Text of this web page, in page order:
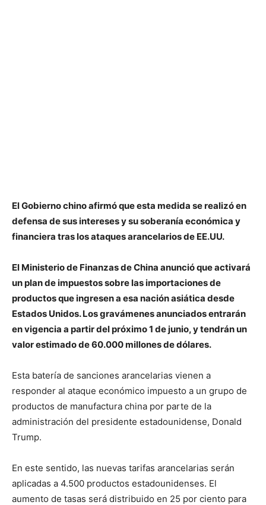
El Gobierno chino afirmó que esta medida se realizó en
defensa de sus intereses y su soberanía económica y
financiera tras los ataques arancelarios de EE.UU.
El Ministerio de Finanzas de China anunció que activará
un plan de impuestos sobre las importaciones de
productos que ingresen a esa nación asiática desde
Estados Unidos. Los gravámenes anunciados entrarán
en vigencia a partir del próximo 1 de junio, y tendrán un
valor estimado de 60.000 millones de dólares.
Esta batería de sanciones arancelarias vienen a
responder al ataque económico impuesto a un grupo de
productos de manufactura china por parte de la
administración del presidente estadounidense, Donald
Trump.
En este sentido, las nuevas tarifas arancelarias serán
aplicadas a 4.500 productos estadounidenses. El
aumento de tasas será distribuido en 25 por ciento para